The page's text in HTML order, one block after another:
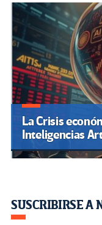
La Crisis
Inteligencias
SUSCRIBIRSE A